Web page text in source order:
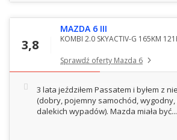
3,8
MAZDA 6 III
KOMBI 2.0 SKYACTIV-G 165KM
Sprawdź oferty Mazda 6
3 lata jeździłem Passatem i byłem z
(dobry, pojemny samochód,
dalekich wypadów). Mazda miała być...